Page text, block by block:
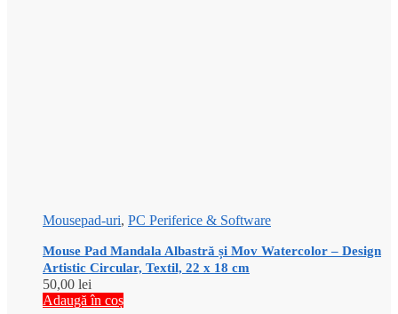
Mousepad-uri, PC Periferice & Software
Mouse Pad Mandala Albastră și Mov Watercolor – Design
Artistic Circular, Textil, 22 x 18 cm
50,00 lei
Adaugă în coș